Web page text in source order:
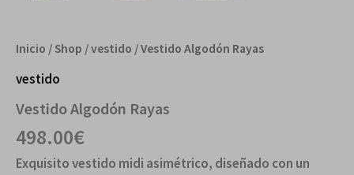
Inicio / Shop /vestido / Vestido Algodón Rayas
vestido
Vestido Algodón Rayas
498.00€
Exquisito vestido midi asimétrico, diseñado con un